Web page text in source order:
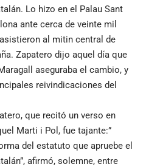
Lo hizo en el Palau Sant
ante cerca de veinte mil
al mitin central de
Zapatero dijo aquel día que
aseguraba el cambio, y
reivindicaciones del
que recitó un verso en
Marti i Pol, fue tajante:”
del estatuto que apruebe el
afirmó, solemne, entre